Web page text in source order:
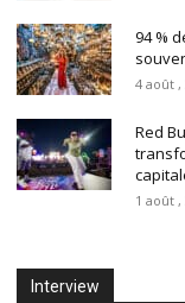
94 %
4 août ,
Red
1 août ,
Interview